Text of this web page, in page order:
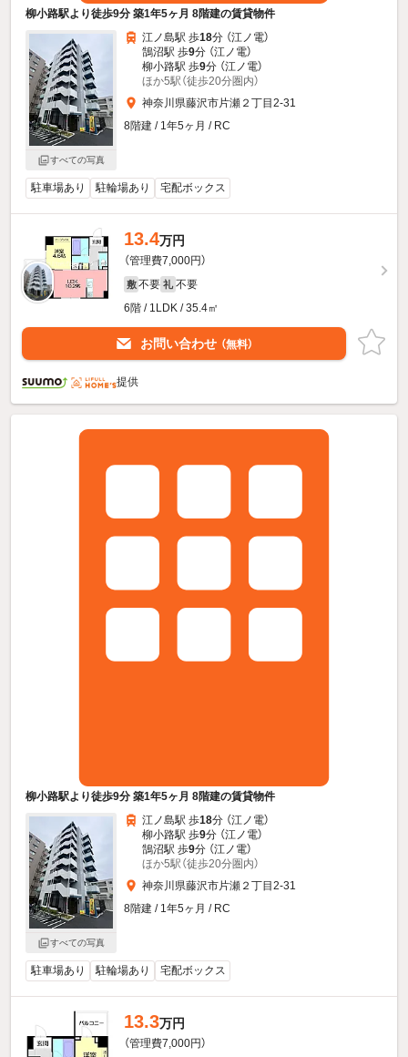
柳小路駅より徒歩9分 築1年5ヶ月 8階建の賃貸物件
すべての写真
江ノ島駅 歩18分 （江ノ電）
鵠沼駅 歩9分 （江ノ電）
柳小路駅 歩9分 （江ノ電）
ほか5駅（徒歩20分圏内）
神奈川県藤沢市片瀬２丁目2-31
8階建 / 1年5ヶ月 / RC
駐車場あり 駐輪場あり 宅配ボックス
13.4万円
（管理費7,000円）
敷 不要 礼 不要
6階 / 1LDK / 35.4㎡
お問い合わせ （無料）
提供
柳小路駅より徒歩9分 築1年5ヶ月 8階建の賃貸物件
すべての写真
江ノ島駅 歩18分 （江ノ電）
柳小路駅 歩9分 （江ノ電）
鵠沼駅 歩9分 （江ノ電）
ほか5駅（徒歩20分圏内）
神奈川県藤沢市片瀬２丁目2-31
8階建 / 1年5ヶ月 / RC
駐車場あり 駐輪場あり 宅配ボックス
13.3万円
（管理費7,000円）